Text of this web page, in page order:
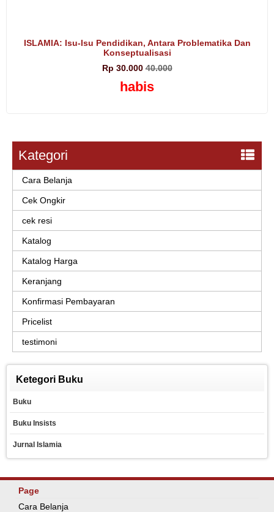
ISLAMIA: Isu-Isu Pendidikan, Antara Problematika Dan
Konseptualisasi
Rp 30.00040.000
habis
Kategori
Cara Belanja
Cek Ongkir
cek resi
Katalog
Katalog Harga
Keranjang
Konfirmasi Pembayaran
Pricelist
testimoni
Ketegori Buku
Buku
Buku Insists
Jurnal Islamia
Page
Cara Belanja